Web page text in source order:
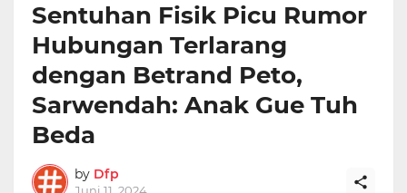
Sentuhan Fisik Picu Rumor
Hubungan Terlarang
dengan Betrand Peto,
Sarwendah: Anak Gue Tuh
Beda
by Dfp